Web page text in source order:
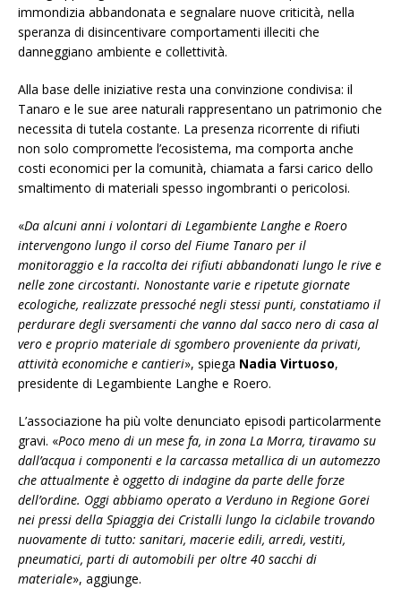
immondizia abbandonata e segnalare nuove criticità, nella
speranza di disincentivare comportamenti illeciti che
danneggiano ambiente e collettività.
Alla base delle iniziative resta una convinzione condivisa: il
Tanaro e le sue aree naturali rappresentano un patrimonio che
necessita di tutela costante. La presenza ricorrente di rifiuti
non solo compromette l’ecosistema, ma comporta anche
costi economici per la comunità, chiamata a farsi carico dello
smaltimento di materiali spesso ingombranti o pericolosi.
«Da alcuni anni i volontari di Legambiente Langhe e Roero
intervengono lungo il corso del Fiume Tanaro per il
monitoraggio e la raccolta dei rifiuti abbandonati lungo le rive e
nelle zone circostanti. Nonostante varie e ripetute giornate
ecologiche, realizzate pressoché negli stessi punti, constatiamo il
perdurare degli sversamenti che vanno dal sacco nero di casa al
vero e proprio materiale di sgombero proveniente da privati,
attività economiche e cantieri», spiega Nadia Virtuoso,
presidente di Legambiente Langhe e Roero.
L’associazione ha più volte denunciato episodi particolarmente
gravi. «Poco meno di un mese fa, in zona La Morra, tiravamo su
dall’acqua i componenti e la carcassa metallica di un automezzo
che attualmente è oggetto di indagine da parte delle forze
dell’ordine. Oggi abbiamo operato a Verduno in Regione Gorei
nei pressi della Spiaggia dei Cristalli lungo la ciclabile trovando
nuovamente di tutto: sanitari, macerie edili, arredi, vestiti,
pneumatici, parti di automobili per oltre 40 sacchi di
materiale», aggiunge.